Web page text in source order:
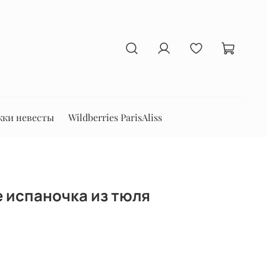
невесты Wildberries ParisAliss
из тюля